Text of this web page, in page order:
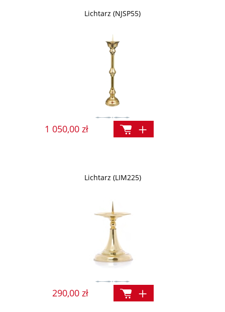
Lichtarz (NJSP55)
1 050,00 zł
Lichtarz (LIM225)
290,00 zł